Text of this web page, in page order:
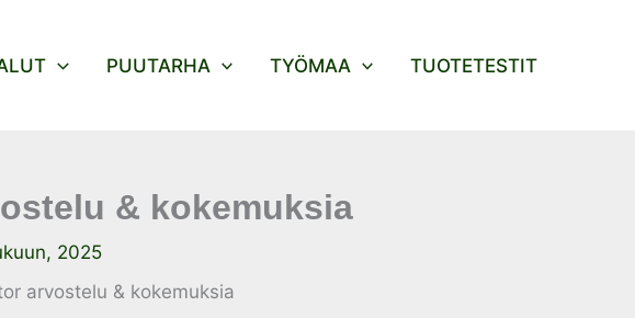
PUUTARHA TYÖMAA TUOTETESTIT
& kokemuksia
2025
arvostelu & kokemuksia